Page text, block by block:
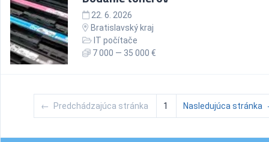
22. 6. 2026
Bratislavský kraj
IT počítače
7 000 — 35 000 €
← Predchádzajúca stránka 1 Nasledujúca stránka